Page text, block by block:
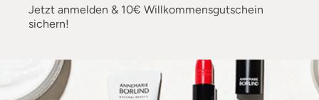
Jetzt anmelden & 10€ Willkommensgutschein
sichern!